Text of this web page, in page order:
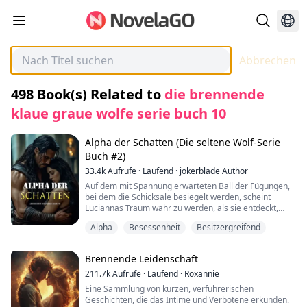
Abbrechen
498 Book(s) Related to die brennende
klaue graue wolfe serie buch 10
Alpha der Schatten (Die seltene Wolf-Serie
Buch #2)
33.4kAufrufe · Laufend · jokerblade Author
Auf dem mit Spannung erwarteten Ball der Fügungen,
bei dem die Schicksale besiegelt werden, scheint
Luciannas Traum wahr zu werden, als sie entdeckt,
anziehende und mächtige Alpha des Schattenrudels.
„Ich verabscheue Schwächlinge wie dich“, zischt er,
eine geheime Demütigung, die nur für ihre Ohren
bestimmt ist.
Fassungslos und von seinen giftigen Worten getroffen,
Alpha Besessenheit Besitzergreifend
Brennende Leidenschaft
211.7kAufrufe · Laufend · Roxannie
Eine Sammlung von kurzen, verführerischen
Geschichten, die das Intime und Verbotene erkunden.